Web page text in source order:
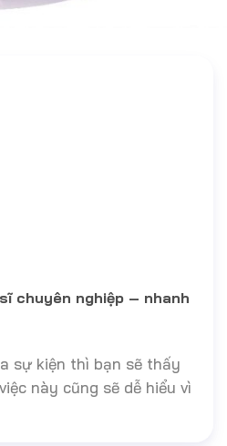
chuyên nghiệp – nhanh
sự kiện thì bạn sẽ thấy
này cũng sẽ dễ hiểu vì